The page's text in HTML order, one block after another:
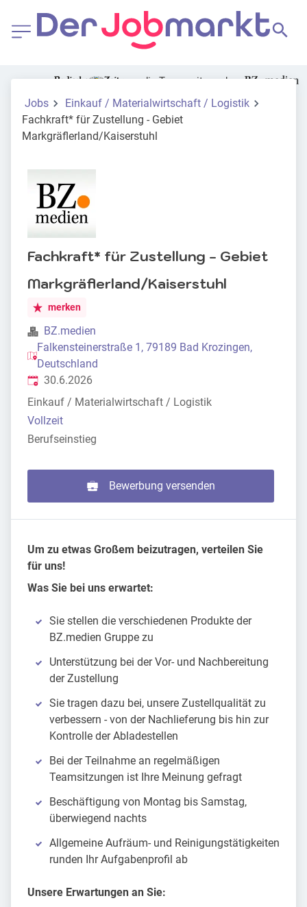
die Tageszeitung der
Jobs
Einkauf / Materialwirtschaft / Logistik
Fachkraft* für Zustellung - Gebiet
Markgräflerland/Kaiserstuhl
Fachkraft* für Zustellung - Gebiet
Markgräflerland/Kaiserstuhl
merken
BZ.medien
Falkensteinerstraße 1, 79189 Bad Krozingen,
Deutschland
Veröffentlicht
30.6.2026
Einkauf / Materialwirtschaft / Logistik
Vollzeit
Berufseinstieg
Bewerbung versenden
Um zu etwas Großem beizutragen, verteilen Sie
für uns!
Was Sie bei uns erwartet:
Sie stellen die verschiedenen Produkte der
BZ.medien Gruppe zu
Unterstützung bei der Vor- und Nachbereitung
der Zustellung
Sie tragen dazu bei, unsere Zustellqualität zu
verbessern - von der Nachlieferung bis hin zur
Kontrolle der Abladestellen
Bei der Teilnahme an regelmäßigen
Teamsitzungen ist Ihre Meinung gefragt
Beschäftigung von Montag bis Samstag,
überwiegend nachts
Allgemeine Aufräum- und Reinigungstätigkeiten
runden Ihr Aufgabenprofil ab
Unsere Erwartungen an Sie: